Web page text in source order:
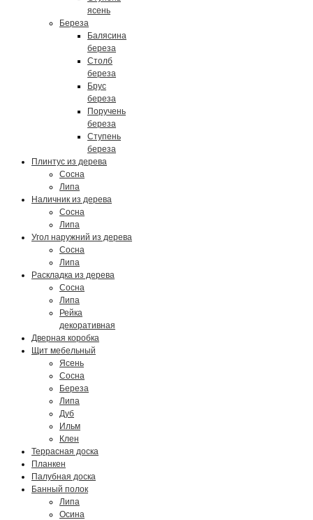
ясень
Береза
Балясина
береза
Столб
береза
Брус
береза
Поручень
береза
Ступень
береза
Плинтус из дерева
Сосна
Липа
Наличник из дерева
Сосна
Липа
Угол наружний из дерева
Сосна
Липа
Раскладка из дерева
Сосна
Липа
Рейка
декоративная
Дверная коробка
Щит мебельный
Ясень
Сосна
Береза
Липа
Дуб
Ильм
Клен
Террасная доска
Планкен
Палубная доска
Банный полок
Липа
Осина